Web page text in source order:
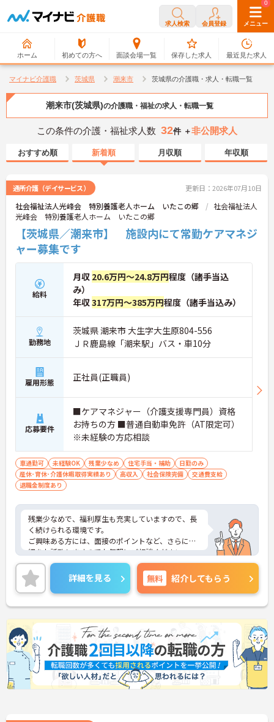
求人検索 会員登録 メニュー
ホーム 初めての方へ 面談会場一覧
0
保存した求人
0
最近見た求人
マイナビ介護職 茨城県 潮来市 茨城県の介護職・求人・転職一覧
潮来市(茨城県)の介護職・福祉の求人・転職一覧
この条件の介護・福祉求人数 32件 ＋非公開求人
おすすめ順 新着順 月収順 年収順
通所介護（デイサービス） 更新日：2026年07月10日
社会福祉法人光峰会 特別養護老人ホーム いたこの郷
社会福祉法人
光峰会 特別養護老人ホーム いたこの郷
【茨城県／潮来市】 施設内にて常勤ケアマネジ
ャー募集です
給料
月収 20.6万円～24.8万円程度（諸手当込
み）
年収317万円～385万円程度（諸手当込み）
勤務地
茨城県 潮来市 大生字大生原804-556
ＪＲ鹿島線「潮来駅」バス・車10分
雇用形態 正社員(正職員)
応募要件
■ケアマネジャー（介護支援専門員）資格
お持ちの方 ■普通自動車免許（AT限定可）
※未経験の方応相談
車通勤可 未経験OK 残業少なめ 住宅手当・補助
日勤のみ
産休･育休･介護休暇取得実績あり
高収入 社会保険完備
交通費支給
退職金制度あり
残業少なめで、福利厚生も充実していますので、長
く続けられる環境です。
ご興味ある方には、面接のポイントなど、さらに詳
細をお話致しますのでお気軽にご相談ください。
詳細を見る 無料 紹介してもらう